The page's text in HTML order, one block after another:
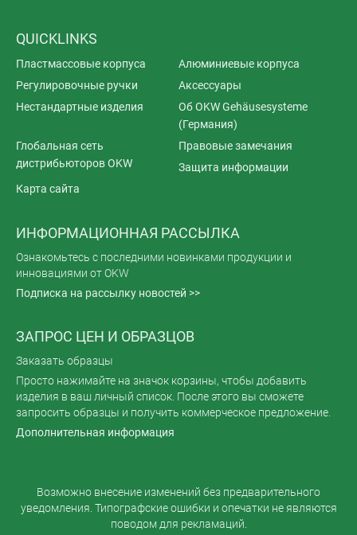
QUICKLINKS
Пластмассовые корпуса
Алюминиевые корпуса
Регулировочные ручки
Аксессуары
Нестандартные изделия
Об OKW Gehäusesysteme
(Германия)
Глобальная сеть
дистрибьюторов OKW
Правовые замечания
Защита информации
Карта сайта
ИНФОРМАЦИОННАЯ РАССЫЛКА
Ознакомьтесь с последними новинками продукции и
инновациями от OKW
Подписка на рассылку новостей >>
ЗАПРОС ЦЕН И ОБРАЗЦОВ
Заказать образцы
Просто нажимайте на значок корзины, чтобы добавить
изделия в ваш личный список. После этого вы сможете
запросить образцы и получить коммерческое предложение.
Дополнительная информация
Возможно внесение изменений без предварительного
уведомления. Типографские ошибки и опечатки не являются
поводом для рекламаций.